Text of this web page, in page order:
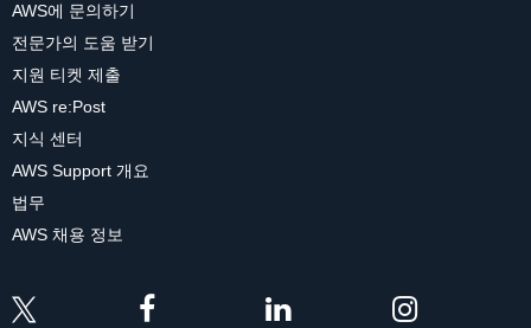
AWS에 문의하기
전문가의 도움 받기
지원 티켓 제출
AWS re:Post
지식 센터
AWS Support 개요
법무
AWS 채용 정보